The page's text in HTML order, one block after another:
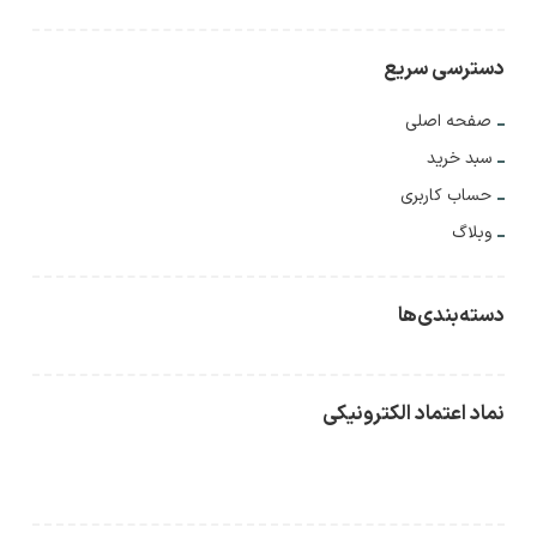
دسترسی سریع
صفحه اصلی
سبد خرید
حساب کاربری
وبلاگ
دسته‌بندی‌ها
نماد اعتماد الکترونیکی